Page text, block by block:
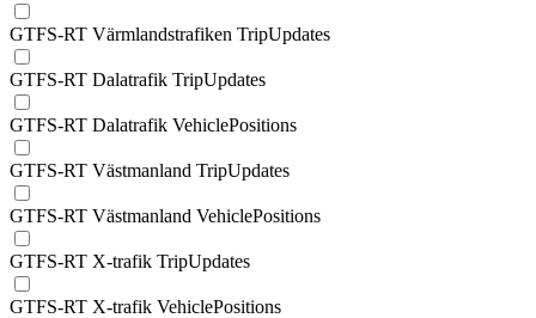
GTFS-RT Värmlandstrafiken TripUpdates
GTFS-RT Dalatrafik TripUpdates
GTFS-RT Dalatrafik VehiclePositions
GTFS-RT Västmanland TripUpdates
GTFS-RT Västmanland VehiclePositions
GTFS-RT X-trafik TripUpdates
GTFS-RT X-trafik VehiclePositions